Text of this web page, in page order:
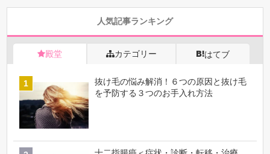
人気記事ランキング
殿堂 カテゴリー はてブ
抜け毛の悩み解消！６つの原因と抜け毛
を予防する３つのお手入れ方法